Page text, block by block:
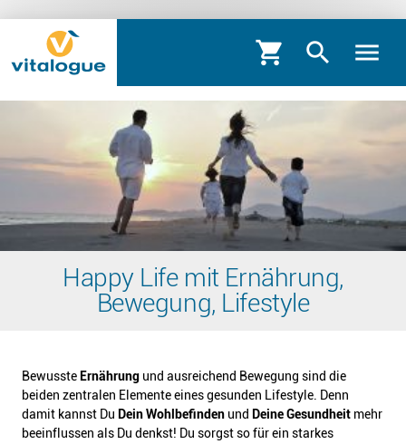
shopping_cart search menu
Happy Life mit Ernährung,
Bewegung, Lifestyle
Bewusste Ernährung und ausreichend Bewegung sind die
beiden zentralen Elemente eines gesunden Lifestyle. Denn
damit kannst Du Dein Wohlbefinden und Deine Gesundheit mehr
beeinflussen als Du denkst! Du sorgst so für ein starkes